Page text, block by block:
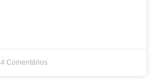
4 Comentários